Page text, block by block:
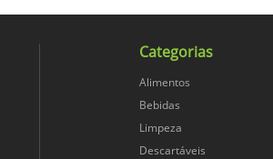
Categorias
Alimentos
Bebidas
Limpeza
Descartáveis